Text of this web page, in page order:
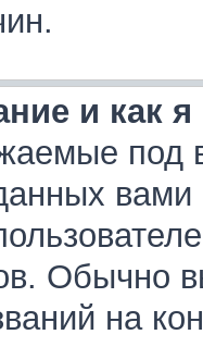
и как
Обычно
на